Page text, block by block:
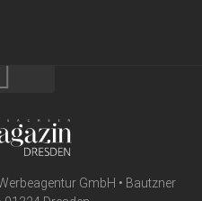
GmbH • Bautzner